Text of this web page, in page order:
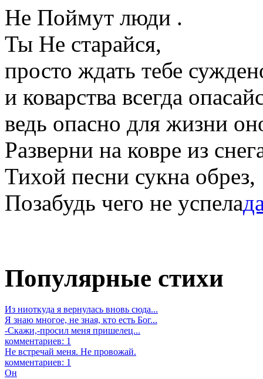
Не Поймут люди .
Ты Не старайся,
просто ждать тебе
и коварства всегда
ведь опасно для жизни
Разверни на ковре из
Тихой песни сукна обрез,
Позабудь чего не успела
Популярные стихи
Из ниоткуда я вернулась вновь сюда...
Я знаю многое, не зная, кто есть Бог...
-Скажи,-просил меня пришелец...
комментариев: 1
Не встречай меня. Не провожай.
комментариев: 1
Он